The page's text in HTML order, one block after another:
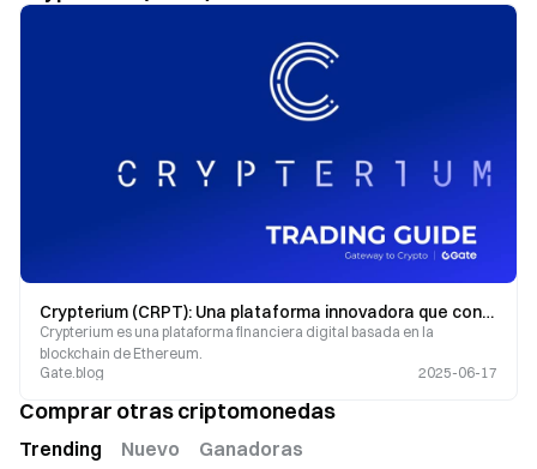
Crypterium (CRPT): Una plataforma innovadora que conecta TradFi y el mundo de la encriptación.
Crypterium es una plataforma financiera digital basada en la
blockchain de Ethereum.
Gate.blog
2025-06-17
Comprar otras criptomonedas
Trending Nuevo Ganadoras